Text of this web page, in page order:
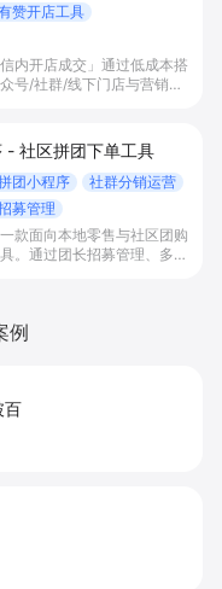
赞开店工具
内开店成交」通过低成本搭
号/社群/线下门店与营销工
- 社区拼团下单工具
团小程序
社群分销运营
募管理
款面向本地零售与社区团购
。通过团长招募管理、多样
例
百